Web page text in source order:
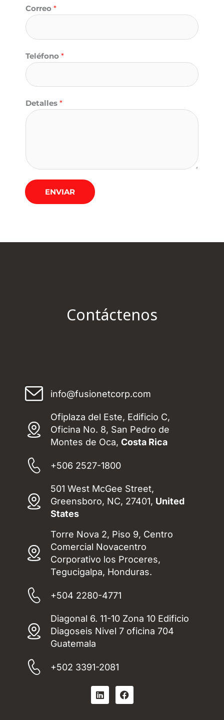
Contáctenos
info@fusionetcorp.com
Ofiplaza del Este, Edificio C,
Oficina No. 8, San Pedro de
Montes de Oca, Costa Rica
+506 2527-1800
501 West McGee Street,
Greensboro, NC, 27401, United
States
Torre Nova 2, Piso 9, Centro
Comercial Novacentro
Corporativo los Proceres,
Tegucigalpa, Honduras.
+504 2280-4771
Diagonal 6. 11-10 Zona 10 Edificio
Diagoseis Nivel 7 oficina 704
Guatemala
+502 3391-2081
L
i
n
F
a
c
Correo *
Teléfono *
Detalles *
ENVIAR